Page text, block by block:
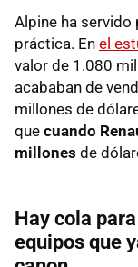
Alpine ha
práctica. En el
valor de 1.080
acababan de
millones de
que cuando
millones de
Hay cola
equipos que